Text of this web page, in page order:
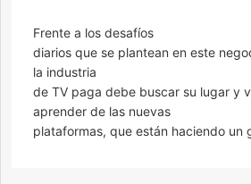
Frente a los desafíos
diarios que se plantean en este
la industria
de TV paga debe buscar su lugar y
aprender de las nuevas
plataformas, que están haciendo un